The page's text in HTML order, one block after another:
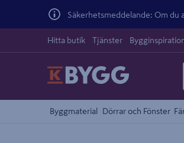
Säkerhetsmeddelande: Om du
Hitta butik Tjänster
Byggmaterial Dörrar och Fönster